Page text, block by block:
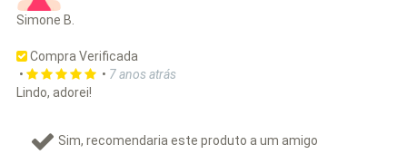
Simone B.
Compra Verificada
•
• 7 anos atrás
Lindo, adorei!
Sim, recomendaria este produto a um amigo